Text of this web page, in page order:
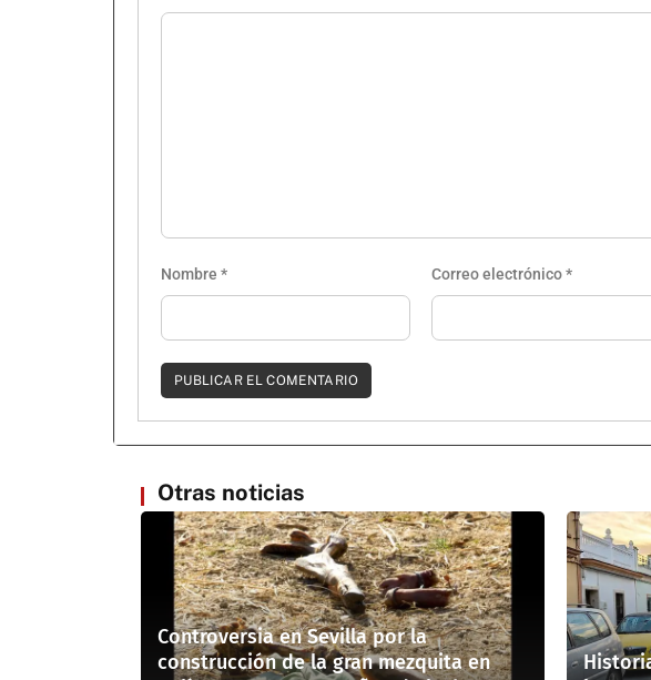
Nombre * Correo electrónico*
Otras noticias
Controversia en Sevilla por la
construcción de la gran mezquita en